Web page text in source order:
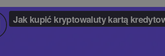
Explorer inwestycji
Znajdź swoją strategię kryptowalut